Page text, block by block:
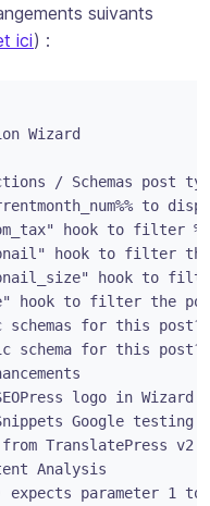
suivants
ici) :
Wizard
/ Schemas post
hook to filter
hook to filter
hook to
hook to filter the
for this
schema for this
logo in Wizard
Google testing
from TranslatePress v2
Analysis
parameter 1 to